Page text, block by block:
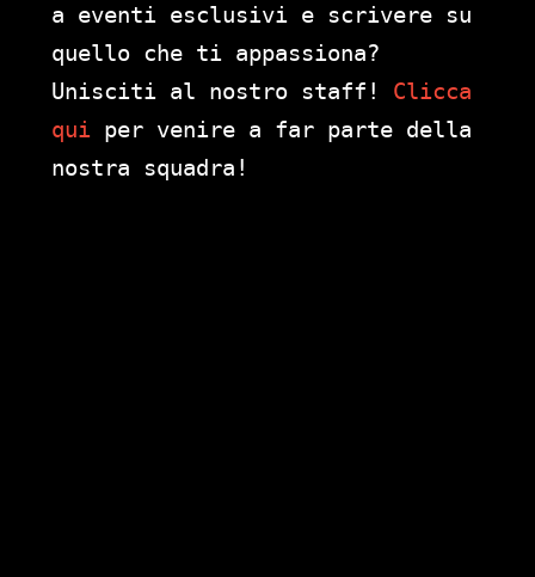
a eventi esclusivi e scrivere su
quello che ti appassiona?
Unisciti al nostro staff! Clicca
qui per venire a far parte della
nostra squadra!